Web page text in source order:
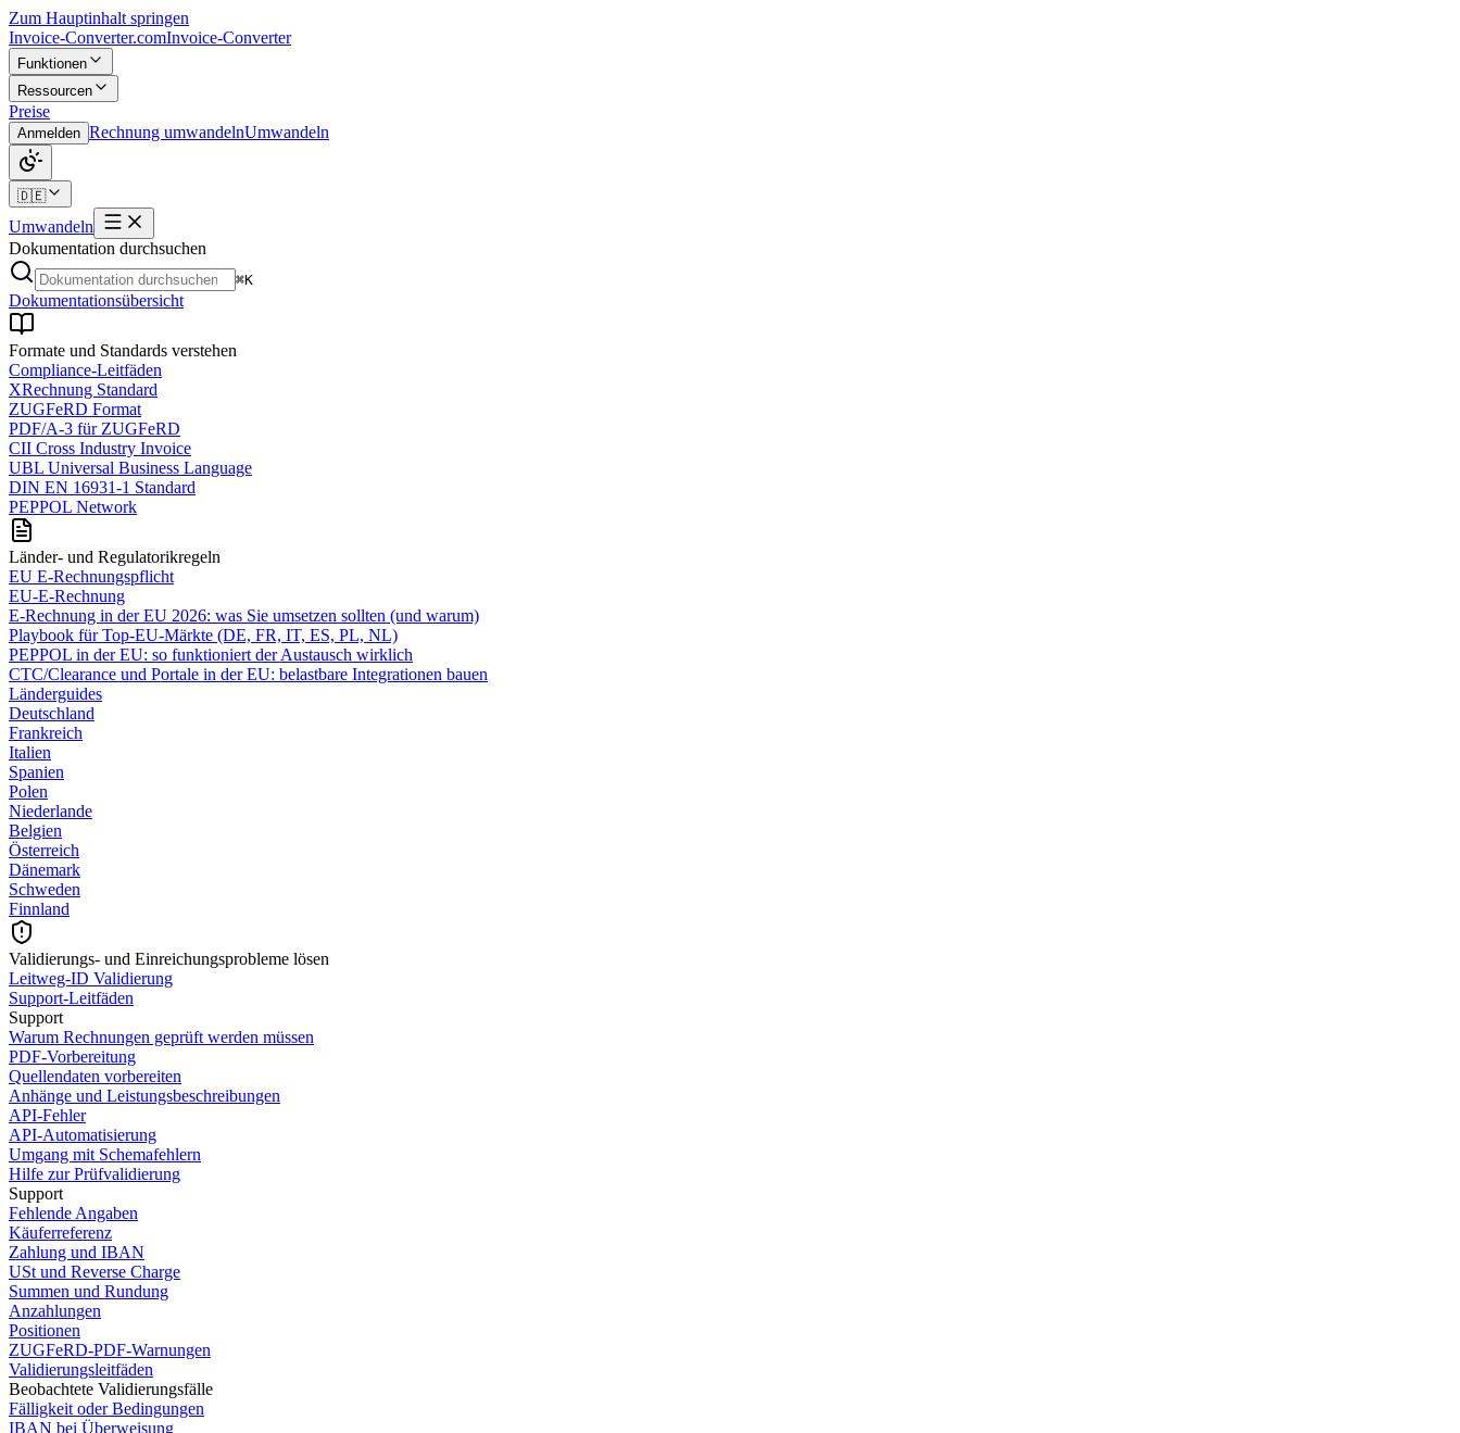
Zum Hauptinhalt springen
Invoice-Converter.comInvoice-Converter
Funktionen
Ressourcen
Preise
Anmelden Rechnung umwandelnUmwandeln
🇩🇪
Umwandeln
Dokumentation durchsuchen
⌘K
Dokumentationsübersicht
Formate und Standards verstehen
Compliance-Leitfäden
XRechnung Standard
ZUGFeRD Format
PDF/A-3 für ZUGFeRD
CII Cross Industry Invoice
UBL Universal Business Language
DIN EN 16931-1 Standard
PEPPOL Network
Länder- und Regulatorikregeln
EU E-Rechnungspflicht
EU-E-Rechnung
E‑Rechnung in der EU 2026: was Sie umsetzen sollten (und warum)
Playbook für Top‑EU‑Märkte (DE, FR, IT, ES, PL, NL)
PEPPOL in der EU: so funktioniert der Austausch wirklich
CTC/Clearance und Portale in der EU: belastbare Integrationen bauen
Länderguides
Deutschland
Frankreich
Italien
Spanien
Polen
Niederlande
Belgien
Österreich
Dänemark
Schweden
Finnland
Validierungs- und Einreichungsprobleme lösen
Leitweg-ID Validierung
Support-Leitfäden
Support
Warum Rechnungen geprüft werden müssen
PDF-Vorbereitung
Quellendaten vorbereiten
Anhänge und Leistungsbeschreibungen
API-Fehler
API-Automatisierung
Umgang mit Schemafehlern
Hilfe zur Prüfvalidierung
Support
Fehlende Angaben
Käuferreferenz
Zahlung und IBAN
USt und Reverse Charge
Summen und Rundung
Anzahlungen
Positionen
ZUGFeRD-PDF-Warnungen
Validierungsleitfäden
Beobachtete Validierungsfälle
Fälligkeit oder Bedingungen
IBAN bei Überweisung